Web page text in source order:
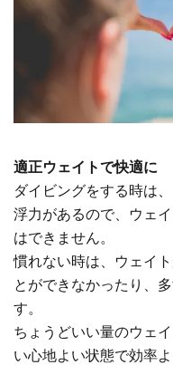
適正ウェイトで快適に
ダイビングをする時は
浮力があるので、ウェ
はできません。
慣れない時は、ウェイ
とができなかったり、
す。
ちょうどいい量のウェ
い心地よい状態で効率